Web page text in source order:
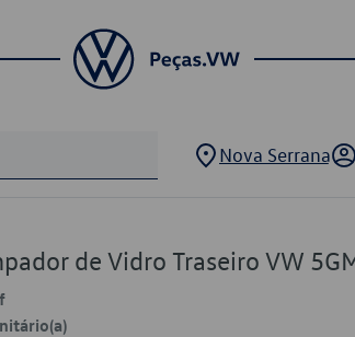
Nova Serrana
de Vidro Traseiro VW